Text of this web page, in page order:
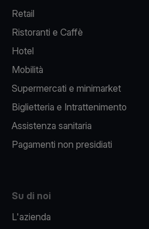
Retail
Ristoranti e Caffè
Hotel
Mobilità
Supermercati e minimarket
Biglietteria e Intrattenimento
Assistenza sanitaria
Pagamenti non presidiati
Su di noi
L'azienda